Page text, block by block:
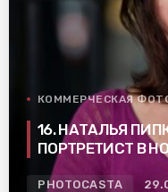
КОММЕРЧЕСКАЯ
16. НАТАЛЬЯ
ПОРТРЕТИСТ В
НЕ ПУСТЫЕ
PHOTOCASTA